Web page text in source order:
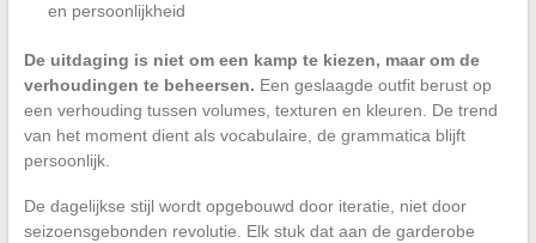
en persoonlijkheid
De uitdaging is niet om een kamp te kiezen, maar om de
verhoudingen te beheersen. Een geslaagde outfit berust op
een verhouding tussen volumes, texturen en kleuren. De trend
van het moment dient als vocabulaire, de grammatica blijft
persoonlijk.
De dagelijkse stijl wordt opgebouwd door iteratie, niet door
seizoensgebonden revolutie. Elk stuk dat aan de garderobe